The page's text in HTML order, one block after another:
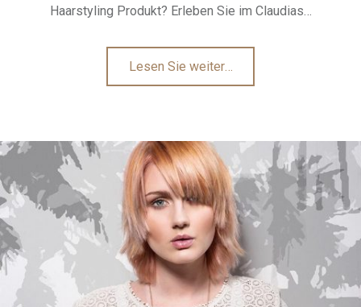
Haarstyling Produkt? Erleben Sie im Claudias…
Lesen Sie weiter"Haarpflege
&
…